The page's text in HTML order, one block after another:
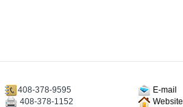
408-378-9595
E-mail
408-378-1152
Website